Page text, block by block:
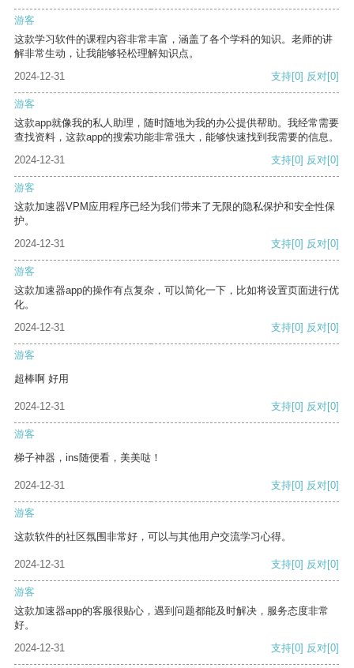
游客
这款学习软件的课程内容非常丰富，涵盖了各个学科的知识。老师的讲
解非常生动，让我能够轻松理解知识点。
2024-12-31
支持[0] 反对[0]
游客
这款app就像我的私人助理，随时随地为我的办公提供帮助。我经常需要
查找资料，这款app的搜索功能非常强大，能够快速找到我需要的信息。
2024-12-31
支持[0] 反对[0]
游客
这款加速器VPM应用程序已经为我们带来了无限的隐私保护和安全性保
护。
2024-12-31
支持[0] 反对[0]
游客
这款加速器app的操作有点复杂，可以简化一下，比如将设置页面进行优
化。
2024-12-31
支持[0] 反对[0]
游客
超棒啊 好用
2024-12-31 支持[0] 反对[0]
游客
梯子神器，ins随便看，美美哒！
2024-12-31 支持[0] 反对[0]
游客
这款软件的社区氛围非常好，可以与其他用户交流学习心得。
2024-12-31 支持[0] 反对[0]
游客
这款加速器app的客服很贴心，遇到问题都能及时解决，服务态度非常
好。
2024-12-31
支持[0] 反对[0]